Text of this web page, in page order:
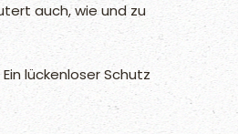
auch, wie und zu
lückenloser Schutz